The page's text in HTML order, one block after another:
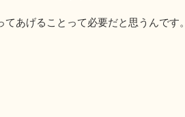
あげることって必要だと思うんです。